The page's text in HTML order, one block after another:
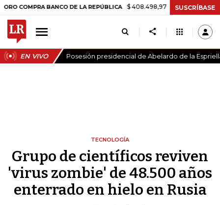
BANCO DE LA REPÚBLICA $ 408.498,97 +$ 8.753,81 +2,19%
SUSCRÍBASE
EN VIVO Posesión presidencial de Abelardo de la
TECNOLOGÍA
Grupo de científicos reviven
'virus zombie' de 48.500 años
enterrado en hielo en Rusia